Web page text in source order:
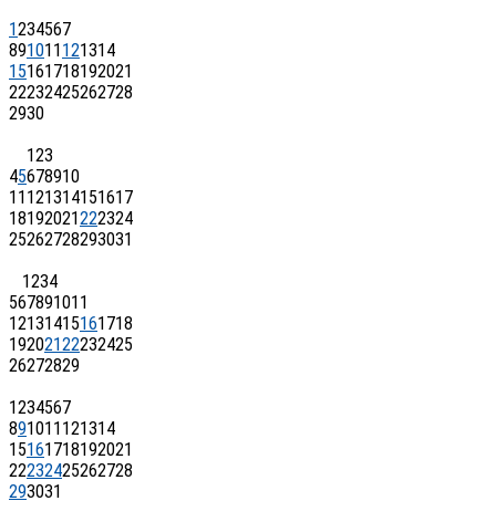
1234567
891011 121314
15161718192021
22232425262728
2930
123
45678910
11 121314151617
18192021222324
25262728293031
1234
567891011
12131415161718
19202122232425
26272829
1234567
891011 121314
15161718192021
22232425262728
293031